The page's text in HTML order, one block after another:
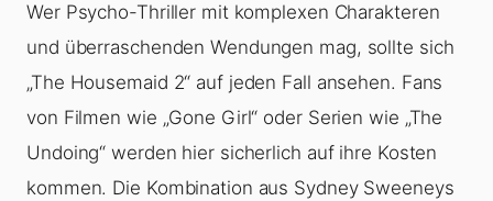
Wer Psycho-Thriller mit komplexen Charakteren
und überraschenden Wendungen mag, sollte sich
„The Housemaid 2“ auf jeden Fall ansehen. Fans
von Filmen wie „Gone Girl“ oder Serien wie „The
Undoing“ werden hier sicherlich auf ihre Kosten
kommen. Die Kombination aus Sydney Sweeneys